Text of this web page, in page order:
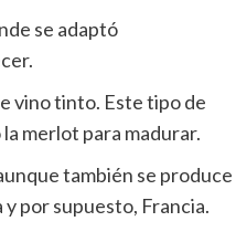
se adaptó
vino tinto. Este tipo de
merlot para madurar.
también se produce
por supuesto, Francia.